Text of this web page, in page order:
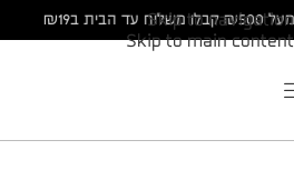
Skip to navigation
Skip to main content
מעל ₪500 קבלו משלוח עד הבית ב₪19